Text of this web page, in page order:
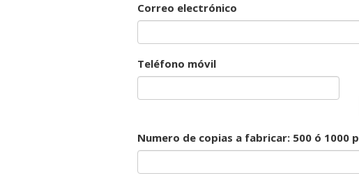
Correo electrónico
Teléfono móvil
Numero de copias a fabricar: 500 ó 1000